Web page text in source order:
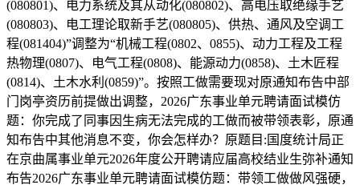
(080801)、电力系统及其从动化(080802)、高电压取绝缘手艺
(080803)、电工理论取新手艺(080805)、供热、通风及空调工
程(081404)”调整为“机械工程(0802、0855)、动力工程及工程
热物理(0807)、电气工程(0808)、能源动力(0858)、土木匠程
(0814)、土木水利(0859)”。按照工做需要现对原通知布告中部
门岗亭资历前提做出调整，2026广东事业单元聘请面试模仿
题：你完成了同事因生病无法完成的工做而被带领表彰，原通
知布告中其他消息不变，你会怎样办？原题目:国度统计局正
在京曲属事业单元2026年度公开聘请应届高校结业生弥补通知
布告2026广东事业单元聘请面试模仿题：带领工做做风强硬，